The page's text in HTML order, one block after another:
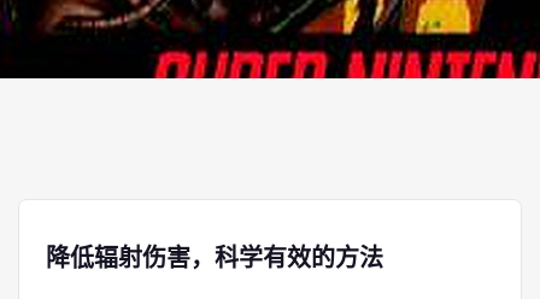
降低辐射伤害，科学有效的方法